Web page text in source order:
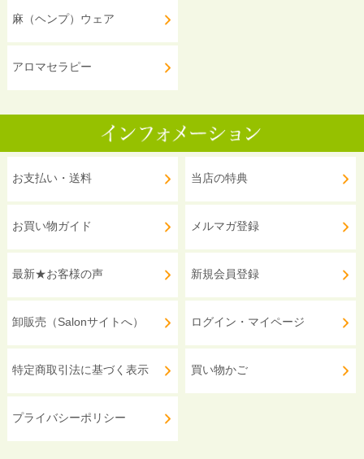
麻（ヘンプ）ウェア
アロマセラピー
お支払い・送料
お買い物ガイド
最新★お客様の声
卸販売（Salonサイトへ）
特定商取引法に基づく表示
プライバシーポリシー
当店の特典
メルマガ登録
新規会員登録
ログイン・マイページ
買い物かご